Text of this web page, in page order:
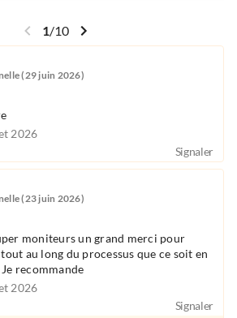
1/10
(29 juin 2026)
2026
Signaler
(23 juin 2026)
moniteurs un grand merci pour
au long du processus que ce soit en
recommande
2026
Signaler